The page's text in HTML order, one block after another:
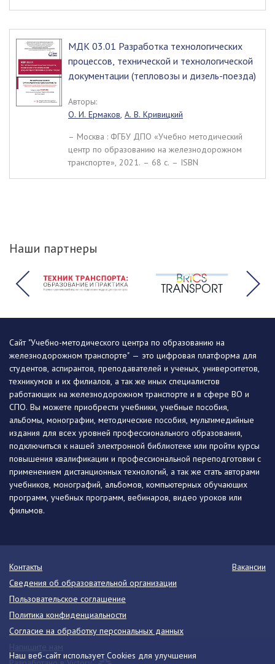
МДК 03.01 Разработка технологических
процессов, технической и технологической
документации (тепловозы и дизель-поезда)
Авторы:
О. И. Ермаков, А. В. Кривицкий
– Москва : ФГБУ ДПО «Учебно методический
центр по образованию на железнодорожном
транспорте», 2021. – 68 c. – ISBN
Наши партнеры
Наш веб-сайт использует Cookies для улучшения
Сайт "Учебно-методического центра по образованию на
железнодорожном транспорте" — это цифровая платформа для
студентов, аспирантов, преподавателей и ученых, университетов,
техникумов и их филиалов, а так же иных специалистов
работающих на железнодорожном транспорте и в сфере ВО и
СПО. Вы можете приобрести учебники, учебные пособия,
альбомы, монографии, методические пособия, мультимедийные
издания для всех уровней профессионального образования,
подключиться к нашей электронной библиотеке или пройти курсы
повышения квалификации и профессиональной переподготовки с
применением дистанционных технологий, а так же стать авторами
учебников, монографий, альбомов, компьютерных обучающих
программ, учебных программ, вебинаров, видео уроков или
фильмов.
Контакты
Вакансии
Сведения об образовательной организации
Пользовательское соглашение
Политика конфиденциальности
Согласие на обработку персональных данных